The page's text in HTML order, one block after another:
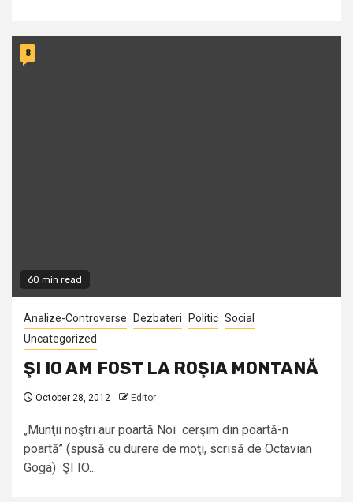
60 min read
8
Analize-Controverse Dezbateri Politic Social
Uncategorized
ŞI IO AM FOST LA ROŞIA MONTANĂ
October 28, 2012 Editor
„Munţii noştri aur poartă Noi cerşim din poartă-n
poartă’’ (spusă cu durere de moţi, scrisă de Octavian
Goga) ŞI IO...